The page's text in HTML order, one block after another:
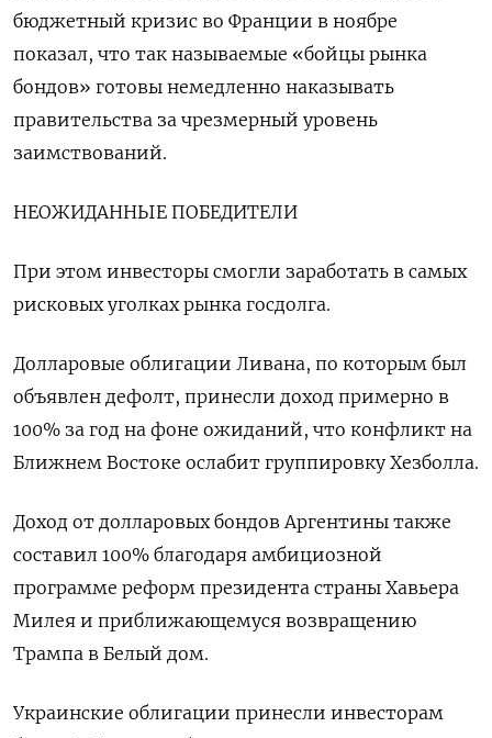
бюджетный кризис во Франции в ноябре
показал, что так называемые «бойцы рынка
бондов» готовы немедленно наказывать
правительства за чрезмерный уровень
заимствований.
НЕОЖИДАННЫЕ ПОБЕДИТЕЛИ
При этом инвесторы смогли заработать в самых
рисковых уголках рынка госдолга.
Долларовые облигации Ливана, по которым был
объявлен дефолт, принесли доход примерно в
100% за год на фоне ожиданий, что конфликт на
Ближнем Востоке ослабит группировку Хезболла.
Доход от долларовых бондов Аргентины также
составил 100% благодаря амбициозной
программе реформ президента страны Хавьера
Милея и приближающемуся возвращению
Трампа в Белый дом.
Украинские облигации принесли инвесторам